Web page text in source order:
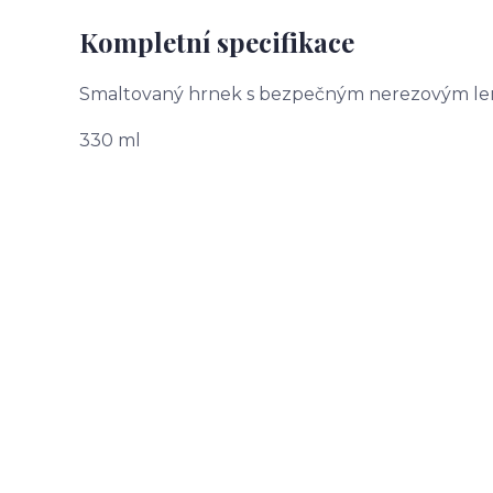
Kompletní specifikace
Smaltovaný hrnek s bezpečným nerezovým
330 ml